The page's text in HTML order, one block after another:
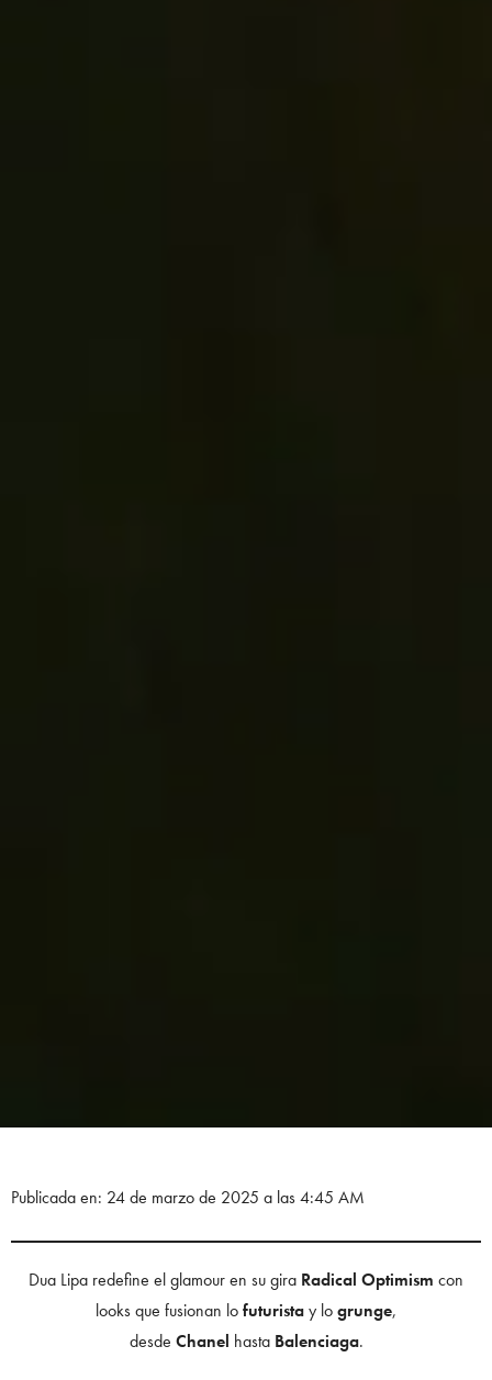
Publicada en: 24 de marzo de 2025 a las 4:45 AM
Dua Lipa redefine el glamour en su gira Radical Optimism con
looks que fusionan lofuturistay logrunge,
desde Chanel hasta Balenciaga.